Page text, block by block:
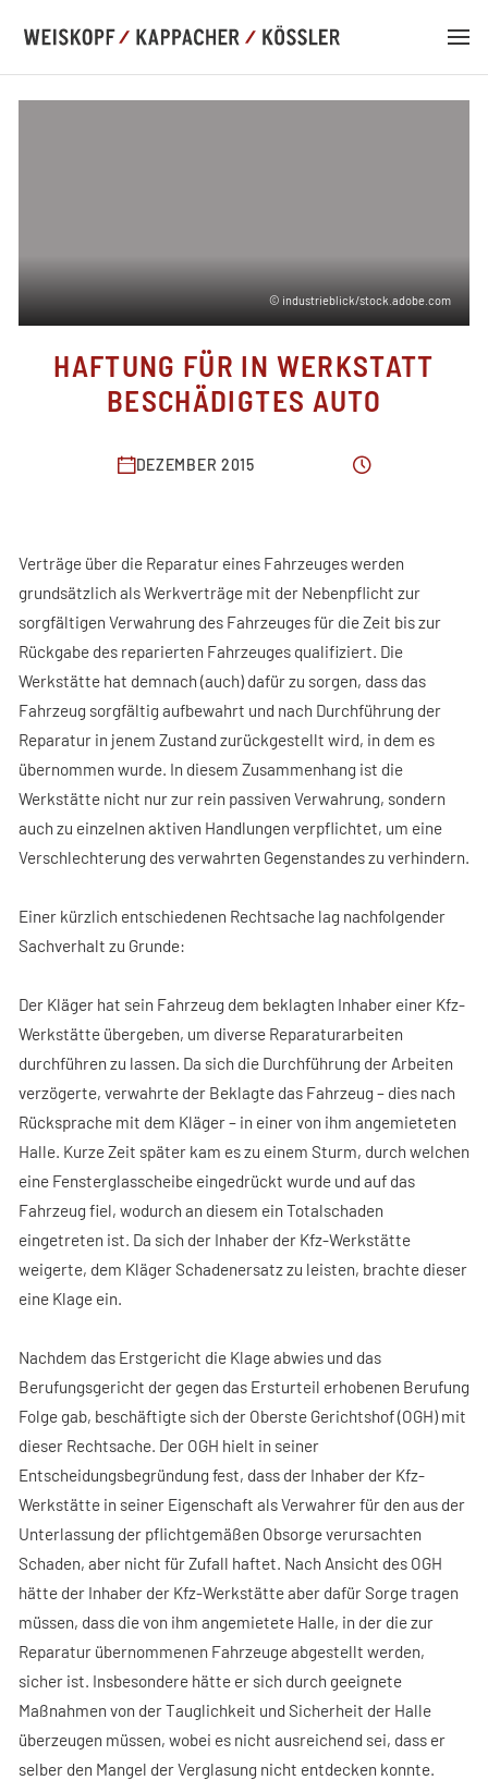
KANZLEI
KOMPETENZ
KONTAKT
© industrieblick/stock.adobe.com
HAFTUNG FÜR IN WERKSTATT
BESCHÄDIGTES AUTO
DEZEMBER 2015
Verträge über die Reparatur eines Fahrzeuges werden
grundsätzlich als Werkverträge mit der Nebenpflicht zur
sorgfältigen Verwahrung des Fahrzeuges für die Zeit bis zur
Rückgabe des reparierten Fahrzeuges qualifiziert. Die
Werkstätte hat demnach (auch) dafür zu sorgen, dass das
Fahrzeug sorgfältig aufbewahrt und nach Durchführung der
Reparatur in jenem Zustand zurückgestellt wird, in dem es
übernommen wurde. In diesem Zusammenhang ist die
Werkstätte nicht nur zur rein passiven Verwahrung, sondern
auch zu einzelnen aktiven Handlungen verpflichtet, um eine
Verschlechterung des verwahrten Gegenstandes zu verhindern.
Einer kürzlich entschiedenen Rechtsache lag nachfolgender
Sachverhalt zu Grunde:
Der Kläger hat sein Fahrzeug dem beklagten Inhaber einer Kfz-
Werkstätte übergeben, um diverse Reparaturarbeiten
durchführen zu lassen. Da sich die Durchführung der Arbeiten
verzögerte, verwahrte der Beklagte das Fahrzeug – dies nach
Rücksprache mit dem Kläger – in einer von ihm angemieteten
Halle. Kurze Zeit später kam es zu einem Sturm, durch welchen
eine Fensterglasscheibe eingedrückt wurde und auf das
Fahrzeug fiel, wodurch an diesem ein Totalschaden
eingetreten ist. Da sich der Inhaber der Kfz-Werkstätte
weigerte, dem Kläger Schadenersatz zu leisten, brachte dieser
eine Klage ein.
Nachdem das Erstgericht die Klage abwies und das
Berufungsgericht der gegen das Ersturteil erhobenen Berufung
Folge gab, beschäftigte sich der Oberste Gerichtshof (OGH) mit
dieser Rechtsache. Der OGH hielt in seiner
Entscheidungsbegründung fest, dass der Inhaber der Kfz-
Werkstätte in seiner Eigenschaft als Verwahrer für den aus der
Unterlassung der pflichtgemäßen Obsorge verursachten
Schaden, aber nicht für Zufall haftet. Nach Ansicht des OGH
hätte der Inhaber der Kfz-Werkstätte aber dafür Sorge tragen
müssen, dass die von ihm angemietete Halle, in der die zur
Reparatur übernommenen Fahrzeuge abgestellt werden,
sicher ist. Insbesondere hätte er sich durch geeignete
Maßnahmen von der Tauglichkeit und Sicherheit der Halle
überzeugen müssen, wobei es nicht ausreichend sei, dass er
selber den Mangel der Verglasung nicht entdecken konnte.